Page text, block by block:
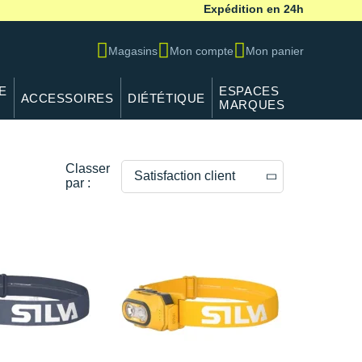
Expédition en 24h
Magasins Mon compte Mon panier
ACCESSOIRES DIÉTÉTIQUE
ESPACES
MARQUES
Classer
par :
Satisfaction client
Satisfaction client